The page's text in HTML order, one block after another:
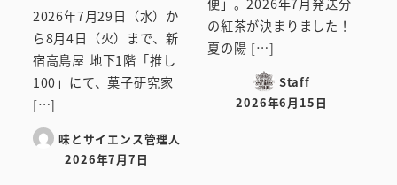
2026年7月29日（水）か
ら8月4日（火）まで、新
宿高島屋 地下1階「推し
100」にて、菓子研究家
[…]
味とサイエンス管理人
投稿日
2026年7月7日
の紅茶が決まりました！
夏の陽 […]
Staff
投稿日
2026年6月15日